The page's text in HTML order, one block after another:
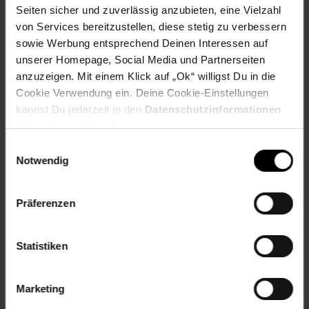
Seiten sicher und zuverlässig anzubieten, eine Vielzahl
von Services bereitzustellen, diese stetig zu verbessern
sowie Werbung entsprechend Deinen Interessen auf
unserer Homepage, Social Media und Partnerseiten
anzuzeigen. Mit einem Klick auf „Ok“ willigst Du in die
Cookie Verwendung ein. Deine Cookie-Einstellungen
kannst Du jederzeit in den Datenschutzinformationen
ändern bzw. widerrufen.
Notwendig
Präferenzen
Statistiken
Marketing
Artikel gehört zur Kategorie:Bad-Unterschränke
Versandinformationen
Herstellerinformationen
Fußzeile
Weitere Online-Angebote
Netto Reisen Weinwelt